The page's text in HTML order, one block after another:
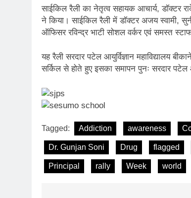
साईकिल रैली का नेतृत्व सहायक आचार्य, डॉक्टर
ने किया। साईकिल रैली में डॉक्टर अजय स्वामी,
ऑफिसर रविन्द्र भाटी सोशल वर्कर एवं समस्त
यह रैली सरदार पटेल आयुर्विज्ञान महाविद्यालय
सर्किल से होते हुए इसका समापन पुनः सरदार पटेल
Tagged: Addiction awareness
Dr. Gunjan Soni Drug flagged
Principal rally Week world